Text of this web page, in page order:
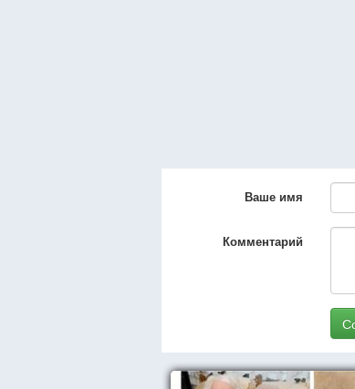
Ваше имя
Комментарий